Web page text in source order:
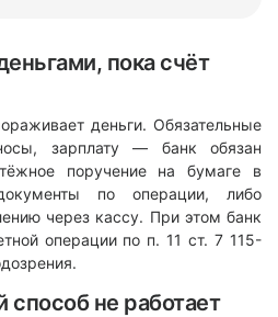
пока счёт
деньги. Обязательные
зарплату — банк обязан
поручение на бумаге в
по операции, либо
через кассу. При этом банк
операции по п. 11 ст. 7 115-
способ не работает